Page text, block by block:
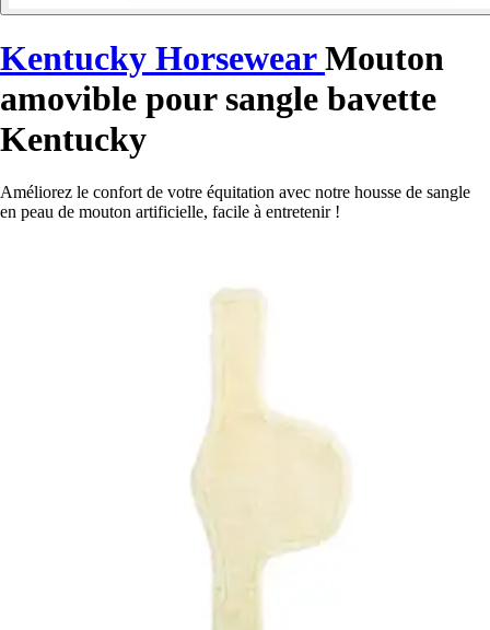
Kentucky HorsewearMouton
amovible pour sangle bavette
Kentucky
Améliorez le confort de votre équitation avec notre housse de sangle
en peau de mouton artificielle, facile à entretenir !